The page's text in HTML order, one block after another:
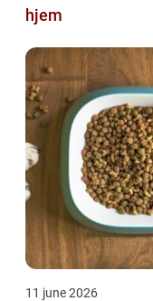
hjem
11 june 2026